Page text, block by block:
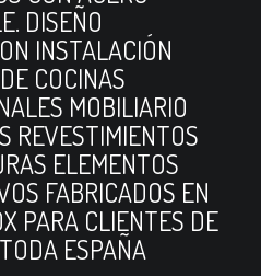
DISEÑO
INSTALACIÓN
COCINAS
MOBILIARIO
REVESTIMIENTOS
ELEMENTOS
FABRICADOS EN
PARA CLIENTES DE
ESPAÑA